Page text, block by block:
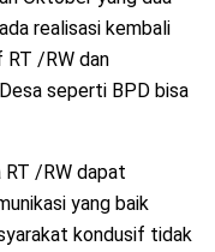
realisasi kembali
RT /RW dan
seperti BPD bisa
RT /RW dapat
yang baik
kondusif tidak